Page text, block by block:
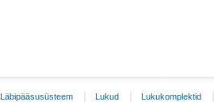
Läbipääsusüsteem Lukud Lukukomplektid